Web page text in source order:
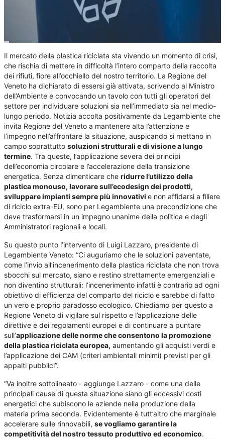
Il mercato della plastica riciclata sta vivendo un momento di crisi,
che rischia di mettere in difficoltà l’intero comparto della raccolta
dei rifiuti, fiore all’occhiello del nostro territorio. La Regione del
Veneto ha dichiarato di essersi già attivata, scrivendo al Ministro
dell’Ambiente e convocando un tavolo con tutti gli operatori del
settore per individuare soluzioni sia nell’immediato sia nel medio-
lungo periodo. Notizia accolta positivamente da Legambiente che
invita Regione del Veneto a mantenere alta l’attenzione e
l’impegno nell’affrontare la situazione, auspicando si mettano in
campo soprattuttosoluzioni strutturali e di visione a lungo
termine. Tra queste, l’applicazione severa dei principi
dell’economia circolare e l’accelerazione della transizione
energetica. Senza dimenticare cheridurre l’utilizzo della
plastica monouso, lavorare sull’ecodesign dei prodotti,
sviluppare impianti sempre più innovativie non affidarsi a filiere
di riciclo extra-EU, sono per Legambiente una precondizione che
deve trasformarsi in un impegno unanime della politica e degli
Amministratori regionali e locali.
Su questo punto l’intervento di Luigi Lazzaro, presidente di
Legambiente Veneto: “Ci auguriamo che le soluzioni paventate,
come l’invio all’incenerimento della plastica riciclata che non trova
sbocchi sul mercato, siano e restino strettamente emergenziali e
non diventino strutturali: l’incenerimento infatti è contrario ad ogni
obiettivo di efficienza del comparto del riciclo e sarebbe di fatto
un vero e proprio paradosso ecologico. Chiediamo per questo a
Regione Veneto di vigilare sul rispetto e l’applicazione delle
direttive e dei regolamenti europei e di continuare a puntare
sull’applicazione delle norme che consentono la promozione
della plastica riciclata europea, aumentando gli acquisti verdi e
l’applicazione dei CAM (criteri ambientali minimi) previsti per gli
appalti pubblici”.
“Va inoltre sottolineato - aggiunge Lazzaro - come una delle
principali cause di questa situazione siano gli eccessivi costi
energetici che subiscono le aziende nella produzione della
materia prima seconda. Evidentemente è tutt’altro che marginale
accelerare sulle rinnovabili,se vogliamo garantire la
competitività del nostro tessuto produttivo ed economico.